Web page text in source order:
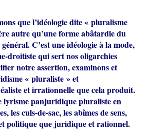
que l’idéologie dite « pluralisme
autre qu’une forme abâtardie du
C’est une idéologie à la mode,
droitiste qui sert nos oligarchies
notre assertion, examinons et
« pluraliste » et
et irrationnelle que cela produit.
lyrisme panjuridique pluraliste en
les culs-de-sac, les abîmes de sens,
politique que juridique et rationnel.